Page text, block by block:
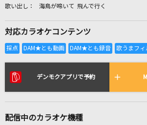
全国りれき
リアルタイムで歌われている曲
Celine Dion With Special Guests Kryzler &
海鳥が啼いて 飛んで行く
対応カラオケコンテンツ
デンモクアプリで予約
配信中のカラオケ機種